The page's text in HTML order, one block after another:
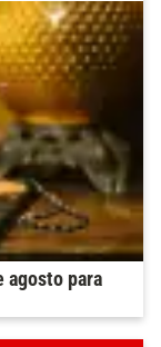
agosto para